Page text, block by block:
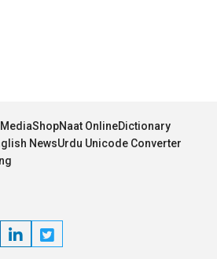
ShopNaat OnlineDictionary
NewsUrdu Unicode Converter